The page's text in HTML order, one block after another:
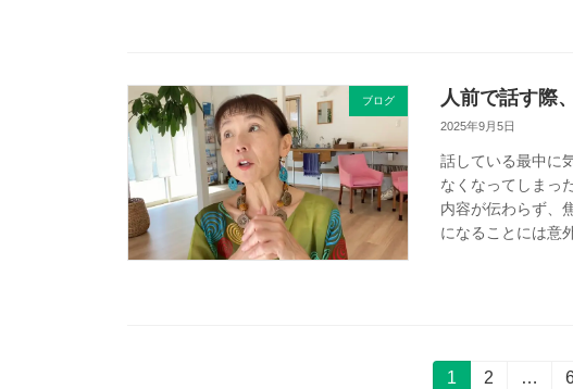
ブログ 人前で話す際
2025年9月5日
話している最中に
なくなってしまっ
内容が伝わらず、
になることには意
固
1
固
2 …